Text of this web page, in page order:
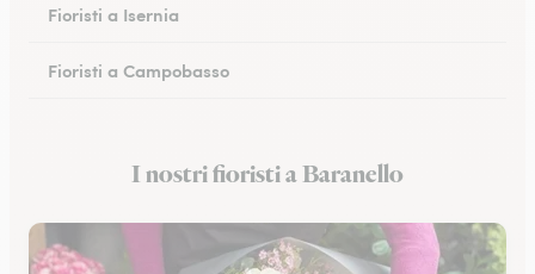
Fioristi a Isernia
Fioristi a Campobasso
I nostri fioristi a Baranello